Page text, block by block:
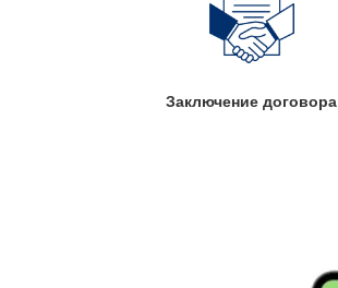
Заключение договора